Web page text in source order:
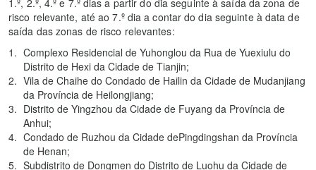
1.º, 2.º, 4.º e 7.º dias a partir do dia seguinte à saída da zona de
risco relevante, até ao 7.º dia a contar do dia seguinte à data de
saída das zonas de risco relevantes:
Complexo Residencial de Yuhonglou da Rua de Yuexiulu do
Distrito de Hexi da Cidade de Tianjin;
Vila de Chaihe do Condado de Hailin da Cidade de Mudanjiang
da Província de Heilongjiang;
Distrito de Yingzhou da Cidade de Fuyang da Província de
Anhui;
Condado de Ruzhou da Cidade dePingdingshan da Província
de Henan;
Subdistrito de Dongmen do Distrito de Luohu da Cidade de